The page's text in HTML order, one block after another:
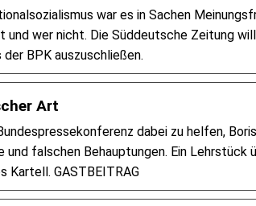
war es in Sachen
wer nicht. Die Süddeutsche Zeitung
BPK auszuschließen.
Art
dabei zu helfen,
falschen Behauptungen. Ein Lehrstück
Kartell. GASTBEITRAG